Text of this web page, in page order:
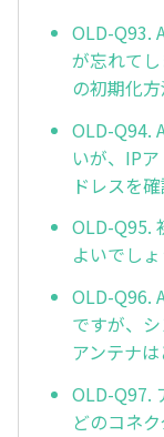
OLD-Q93.
が忘れて
の初期化
OLD-Q94.
いが、IP
ドレスを
OLD-Q95.
よいでし
OLD-Q96.
ですが、
アンテナ
OLD-Q97.
どのコネ